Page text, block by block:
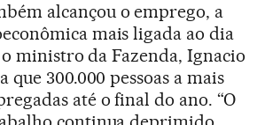
alcançou o emprego, a
mais ligada ao dia
ministro da Fazenda, Ignacio
que 300.000 pessoas a mais
até o final do ano. “O